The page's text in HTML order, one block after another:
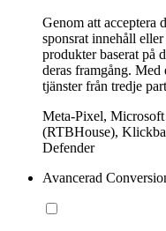
Genom att acceptera
sponsrat innehåll
produkter baserat på
deras framgång.
tjänster från tredje
Meta-Pixel,
(RTBHouse),
Defender
Avancerad